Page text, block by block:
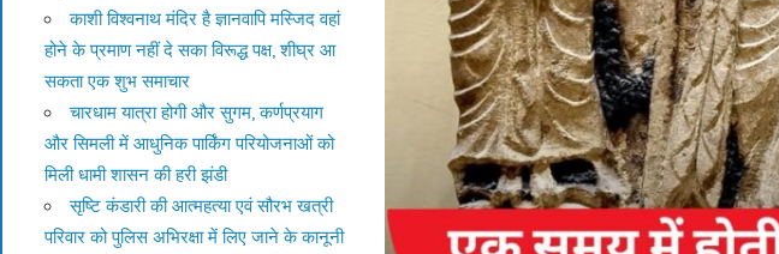
काशी विश्वनाथ मंदिर है ज्ञानवापि मस्जिद वहां
होने के प्रमाण नहीं दे सका विरूद्ध पक्ष, शीघ्र आ
सकता एक शुभ समाचार
चारधाम यात्रा होगी और सुगम, कर्णप्रयाग
और सिमली में आधुनिक पार्किंग परियोजनाओं को
मिली धामी शासन की हरी झंडी
सृष्टि कंडारी की आत्महत्या एवं सौरभ खत्री
परिवार को पुलिस अभिरक्षा में लिए जाने के कानूनी